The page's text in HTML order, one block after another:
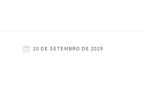
10 DE SETEMBRO DE 2019